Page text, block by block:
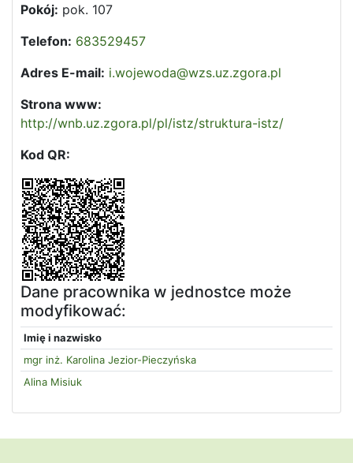
Pokój: pok. 107
Telefon: 683529457
Adres E-mail: i.wojewoda@wzs.uz.zgora.pl
Strona www:
http://wnb.uz.zgora.pl/pl/istz/struktura-istz/
Kod QR:
Dane pracownika w jednostce może
modyfikować:
Imię i nazwisko
mgr inż. Karolina Jezior-Pieczyńska
Alina Misiuk